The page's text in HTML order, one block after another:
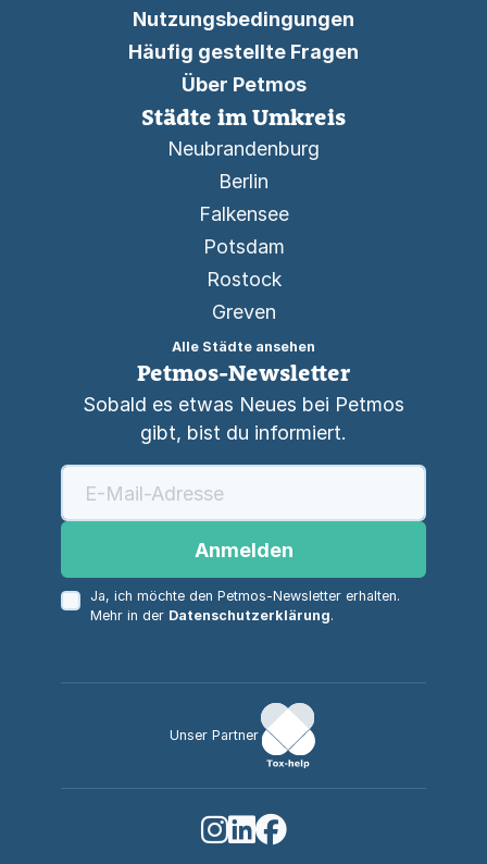
Nutzungsbedingungen
Häufig gestellte Fragen
Über Petmos
Städte im Umkreis
Neubrandenburg
Berlin
Falkensee
Potsdam
Rostock
Greven
Alle Städte ansehen
Petmos-Newsletter
Sobald es etwas Neues bei Petmos
gibt, bist du informiert.
Anmelden
Ja, ich möchte den Petmos-Newsletter erhalten.
Mehr in der Datenschutzerklärung.
Unser Partner